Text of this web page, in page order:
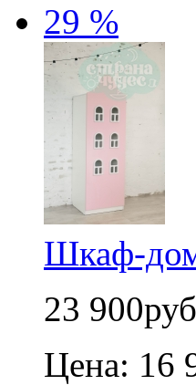
29 %
Шкаф-
23 900руб
Цена: 16